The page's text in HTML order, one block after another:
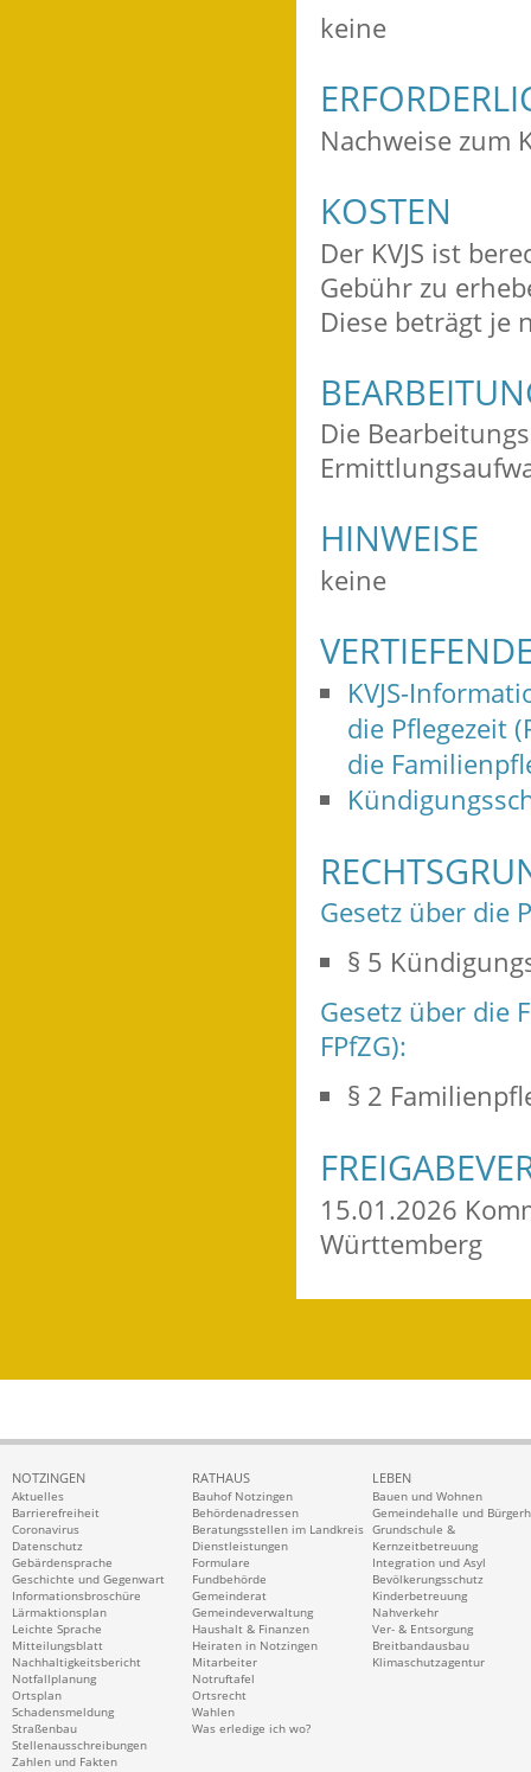
keine
Nachweise zum
KOSTEN
Der KVJS ist
Gebühr zu
Diese beträgt je
Die
HINWEISE
keine
KVJS-
die Pflegezeit
die
Gesetz über die
§ 5
Gesetz über die
FPfZG):
§ 2
15.01.2026
Württemberg
NOTZINGEN
Aktuelles
Barrierefreiheit
Coronavirus
Datenschutz
Gebärdensprache
Geschichte und Gegenwart
Informationsbroschüre
Lärmaktionsplan
Leichte Sprache
Mitteilungsblatt
Nachhaltigkeitsbericht
Notfallplanung
Ortsplan
Schadensmeldung
Straßenbau
Stellenausschreibungen
Zahlen und Fakten
RATHAUS
Bauhof Notzingen
Behördenadressen
Beratungsstellen im Landkreis
Dienstleistungen
Formulare
Fundbehörde
Gemeinderat
Gemeindeverwaltung
Haushalt & Finanzen
Heiraten in Notzingen
Mitarbeiter
Notruftafel
Ortsrecht
Wahlen
Was erledige ich wo?
LEBEN
Bauen und Wohnen
Gemeindehalle und
Grundschule &
Kernzeitbetreuung
Integration und Asyl
Bevölkerungsschutz
Kinderbetreuung
Nahverkehr
Ver- & Entsorgung
Breitbandausbau
Klimaschutzagentur